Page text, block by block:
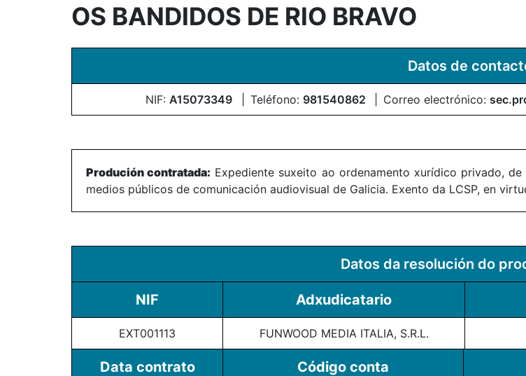
OS BANDIDOS DE RIO BRAVO
Datos de
NIF: A15073349 Teléfono: 981540862 Correo electrónico:
Produción contratada: Expediente suxeito ao ordenamento xurídico privado,
medios públicos de comunicación audiovisual de Galicia. Exento da LCSP, en
Datos da resolución do
NIF Adxudicatario
EXT001113 FUNWOOD MEDIA ITALIA, S.R.L.
Data contrato Código conta